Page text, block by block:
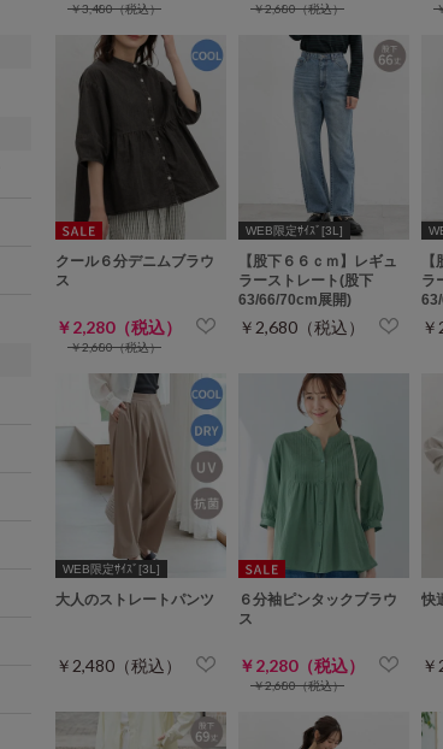
￥3,480（税込） ￥2,680（税込）
クール６分デニムブラウ
ス
￥2,280（税込）
￥2,680（税込）
WEB限定ｻｲｽﾞ[3L]
【股下６６ｃｍ】レギュ
ラーストレート(股下
63/66/70cm展開)
￥2,680（税込）
ラ
WEB限定ｻｲｽﾞ[3L]
大人のストレートパンツ
￥2,480（税込）
６分袖ピンタックブラウ
ス
￥2,280（税込）
￥2,680（税込）
快